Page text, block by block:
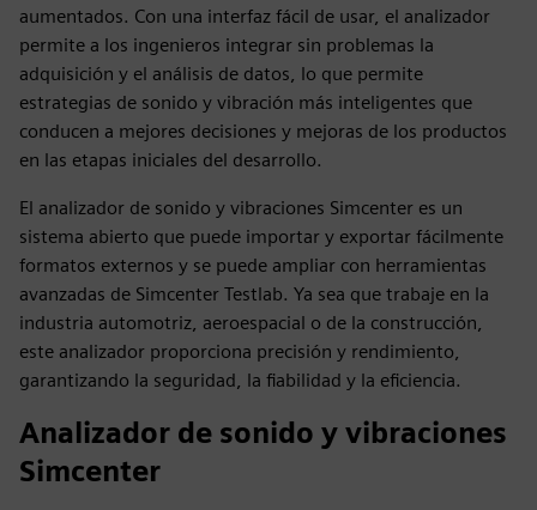
aumentados. Con una interfaz fácil de usar, el analizador
permite a los ingenieros integrar sin problemas la
adquisición y el análisis de datos, lo que permite
estrategias de sonido y vibración más inteligentes que
conducen a mejores decisiones y mejoras de los productos
en las etapas iniciales del desarrollo.
El analizador de sonido y vibraciones Simcenter es un
sistema abierto que puede importar y exportar fácilmente
formatos externos y se puede ampliar con herramientas
avanzadas de Simcenter Testlab. Ya sea que trabaje en la
industria automotriz, aeroespacial o de la construcción,
este analizador proporciona precisión y rendimiento,
garantizando la seguridad, la fiabilidad y la eficiencia.
Analizador de sonido y vibraciones
Simcenter